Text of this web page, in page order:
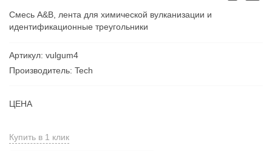
Смесь A&B, лента для химической вулканизации и
идентификационные треугольники
Артикул: vulgum4
Производитель: Tech
ЦЕНА
Купить в 1 клик